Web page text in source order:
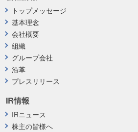
トップメッセージ
基本理念
会社概要
組織
グループ会社
沿革
プレスリリース
IR情報
IRニュース
株主の皆様へ